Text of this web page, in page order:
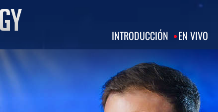
INTRODUCCIÓN EN VIVO